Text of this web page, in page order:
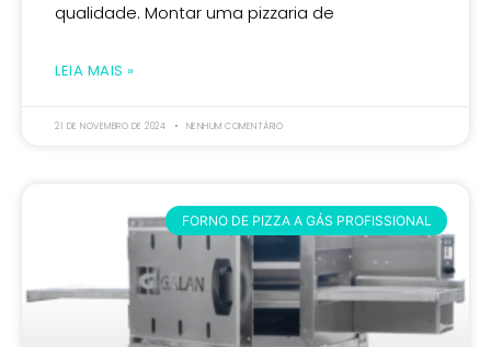
qualidade. Montar uma pizzaria de
LEIA MAIS »
21 DE NOVEMBRO DE 2024 NENHUM COMENTÁRIO
FORNO DE PIZZA A GÁS PROFISSIONAL